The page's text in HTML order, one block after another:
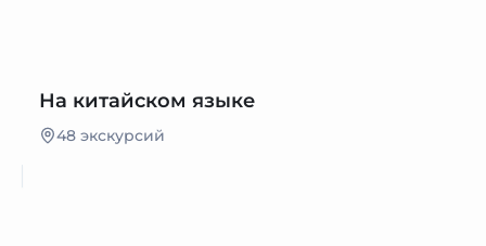
На китайском языке
48 экскурсий